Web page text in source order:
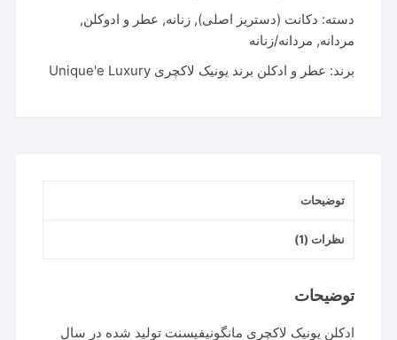
دسته: دکانت (دستریز اصلی),زنانه, عطر و ادوکلن,
مردانه, مردانه/زنانه
برند: عطر و ادکلن برند یونیک لاکچری Unique'e Luxury
توضیحات
نظرات (1)
توضیحات
ادکلن یونیک لاکچری مانگونیفیسنت تولید شده در سال